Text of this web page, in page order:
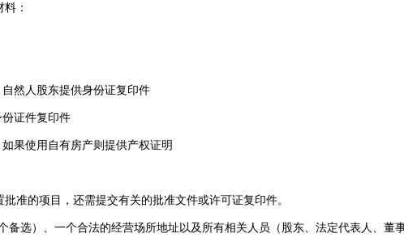
：
然人股东提供身份证复印件
证件复印件
果使用自有房产则提供产权证明
的项目，还需提交有关的批准文件或许可证复印件。
）、一个合法的经营场所地址以及所有相关人员（股东、法定代表人、董